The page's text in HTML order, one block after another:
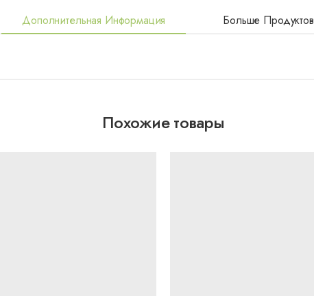
Дополнительная Информация Больше Продуктов
Похожие товары